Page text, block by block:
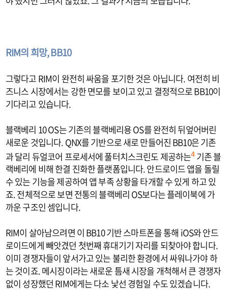
RIM의 희망, BB10
그렇다고 RIM이 완전히 싸움을 포기한 것은 아닙니다. 여전히 비
즈니스 시장에서는 강한 면모를 보이고 있고 결정적으로 BB10이
기다리고 있습니다.
블랙베리 10 OS는 기존의 블랙베리용 OS를 완전히 뒤엎어버린
새로운 것입니다. QNX를 기반으로 새로 만들어진 BB10은 기존
과 달리 듀얼코어 프로세서에 풀터치스크린도 제공하는4기존 블
랙베리에 비해 한결 진화한 플랫폼입니다. 안드로이드 앱을 돌릴
수 있는 기능을 제공하여 앱 부족 상황을 타개할 수 있게 하고 있
죠. 전체적으로 보면 전통의 블랙베리 OS보다는 플레이북에 가
까운 구조인 셈입니다.
RIM이 살아남으려면 이 BB10 기반 스마트폰을 통해 iOS와 안드
로이드에게 빼앗겼던 첫번째 휴대기기 자리를 되찾아야 합니다.
이미 경쟁자들이 앞서가고 있는 불리한 환경에서 싸워나가야 하
는 것이죠. 메시징이라는 새로운 틈새 시장을 개척해서 큰 경쟁자
없이 성장했던 RIM에게는 다소 낯선 경험일 수도 있겠습니다.